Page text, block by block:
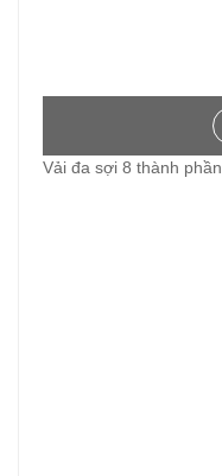
Vải đa sợi 8 thành phần